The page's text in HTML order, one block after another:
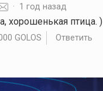
· 1 год назад
хорошенькая птица. )
GOLOS Ответить